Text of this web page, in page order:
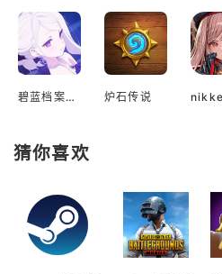
碧蓝档案国际服 炉石传说
猜你喜欢